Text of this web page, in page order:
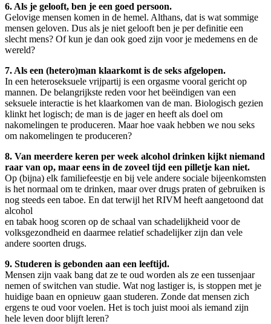
6. Als je gelooft, ben je een goed persoon.
Gelovige mensen komen in de hemel. Althans, dat is wat sommige
mensen geloven. Dus als je niet gelooft ben je per definitie een
slecht mens? Of kun je dan ook goed zijn voor je medemens en de
wereld?
7. Als een (hetero)man klaarkomt is de seks afgelopen.
In een heteroseksuele vrijpartij is een orgasme vooral gericht op
mannen. De belangrijkste reden voor het beëindigen van een
seksuele interactie is het klaarkomen van de man. Biologisch gezien
klinkt het logisch; de man is de jager en heeft als doel om
nakomelingen te produceren. Maar hoe vaak hebben we nou seks
om nakomelingen te produceren?
8. Van meerdere keren per week alcohol drinken kijkt niemand
raar van op, maar eens in de zoveel tijd een pilletje kan niet.
Op (bijna) elk familiefeestje en bij vele andere sociale bijeenkomsten
is het normaal om te drinken, maar over drugs praten of gebruiken is
nog steeds een taboe. En dat terwijl het RIVM heeft aangetoond dat
alcohol
en tabak hoog scoren op de schaal van schadelijkheid voor de
volksgezondheid en daarmee relatief schadelijker zijn dan vele
andere soorten drugs.
9. Studeren is gebonden aan een leeftijd.
Mensen zijn vaak bang dat ze te oud worden als ze een tussenjaar
nemen of switchen van studie. Wat nog lastiger is, is stoppen met je
huidige baan en opnieuw gaan studeren. Zonde dat mensen zich
ergens te oud voor voelen. Het is toch juist mooi als iemand zijn
hele leven door blijft leren?